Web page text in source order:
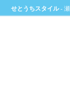
せとうちスタイル -